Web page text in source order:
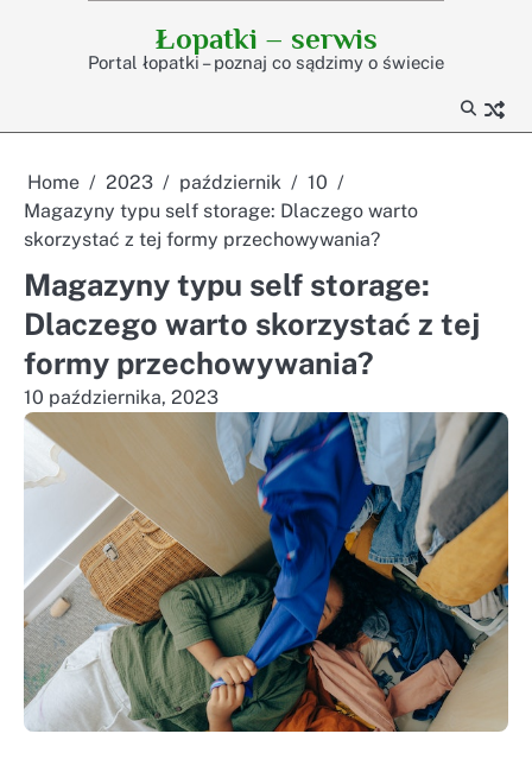
Łopatki – serwis
Portal łopatki – poznaj co sądzimy o świecie
Home 2023 październik
10
Magazyny typu self storage: Dlaczego warto
skorzystać z tej formy przechowywania?
Magazyny typu self storage:
Dlaczego warto skorzystać z tej
formy przechowywania?
10 października, 2023